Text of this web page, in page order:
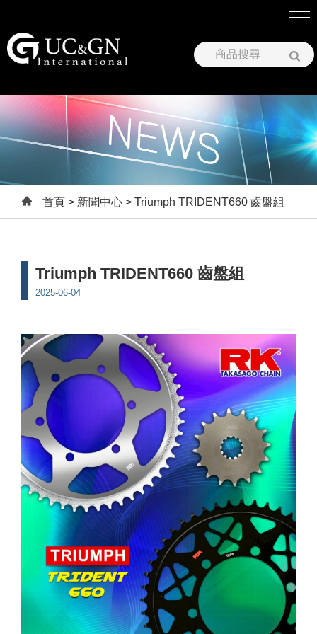
首頁 > 新聞中心 > Triumph TRIDENT660 齒盤組
Triumph TRIDENT660 齒盤組
2025-06-04